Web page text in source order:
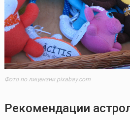
Фото по лицензии pixabay.com
Рекомендации